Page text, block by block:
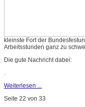
kleinste Fort der
Arbeitsstunden ganz zu
Die gute Nachricht dabei:
.
Weiterlesen ...
Seite 22 von 33